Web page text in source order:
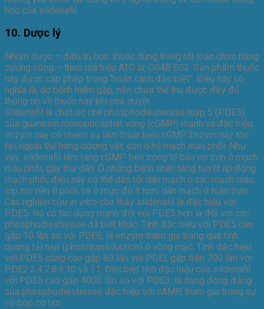
học của sildenafil.
10. Dược lý
Nhóm dược – điều trị học: thuốc dùng trong rối loạn chức năng
cương cứng – theo mã hiệu ATC là: G04B E03. Sản phẩm thuốc
này được cấp phép trong “hoàn cành đặc biệt”. Điều này có
nghĩa là, do bệnh hiếm gặp, nên chưa thể thu được đầy đủ
thông tin về thuốc này khi phê duyệt.
Sildenafil là chất ức chế phosphodiesterase tuýp 5 (PDE5)
của guanosin monophosphat vòng (cGMP) mạnh và đặc hiệu,
enzym này có nhiệm vụ làm thoái biển cGMP. Enzym này tồn
tại, ngoài thể hang dương vật, còn ở hệ mạch máu phổi. Như
vậy, sildenafil làm tăng cGMP bên trong tế bào cơ trơn ở mạch
máu phổi, gây thư dãn. Ở những bệnh nhân tăng huyết áp động
mạch phổi, điều này có thể dẫn tới dãn mạch ở các mạch máu
lớp mô nền ở phổi, và ở mức độ ít hơn, dãn mạch ở toàn thân.
Các nghiên cứu in vitro cho thấy sildenafil là đặc hiệu với
PDE5. Nó có tác dụng mạnh đối với PDE5 hơn là đối với các
phosphodiesterase đã biết khác. Tính đặc hiệu với PDE5 cao
gấp 10 lần so với PDE6, là enzym tham gia trong quá tình
quang tải nạp (phototransduction) ở võng mạc. Tính đặc hiệu
với PDE5 cũng cao gấp 80 lần với PDEl, gấp trên 700 lần với
PDE2.3.4.7.8.9.10 và 11. Đặc biệt tính đặc hiệu của sildenafil
với PDE5 cao gấp 4000 lần so với PDE3, là dạng đồng đẳng
của phosphodiesterase đặc hiệu với cAMP, tham gia trong sự
co bóp cơ tim.